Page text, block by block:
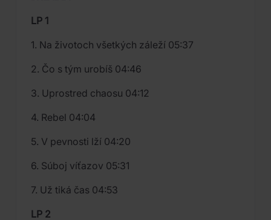
LP 1
1. Na životoch všetkých záleží 05:37
2. Čo s tým urobíš 04:46
3. Uprostred chaosu 04:12
4. Rebel 04:04
5. V pevnosti lží 04:20
6. Súboj víťazov 05:31
7. Už tiká čas 04:53
LP 2